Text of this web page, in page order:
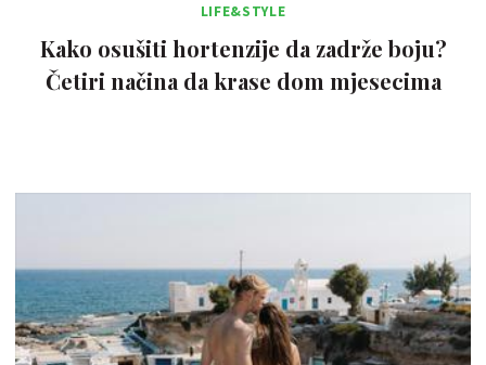
LIFE&STYLE
Kako osušiti hortenzije da zadrže boju?
Četiri načina da krase dom mjesecima